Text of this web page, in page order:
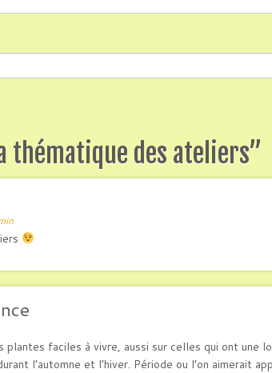
thématique des ateliers”
plantes faciles à vivre, aussi sur celles qui ont une
l’automne et l’hiver. Période ou l’on aimerait